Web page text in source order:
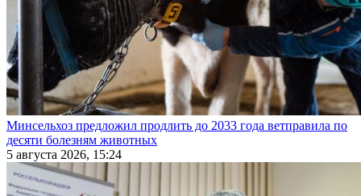
Минсельхоз предложил продлить до 2033 года ветправила по
десяти болезням животных
5 августа 2026, 15:24